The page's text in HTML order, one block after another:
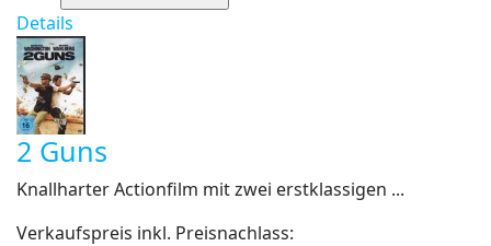
Details
2 Guns
Knallharter Actionfilm mit zwei erstklassigen ...
Verkaufspreis inkl. Preisnachlass: